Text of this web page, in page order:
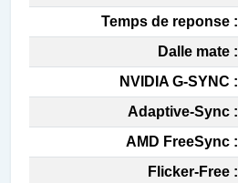
Temps de reponse :
Dalle mate :
NVIDIA G-SYNC :
Adaptive-Sync :
AMD FreeSync :
Flicker-Free :